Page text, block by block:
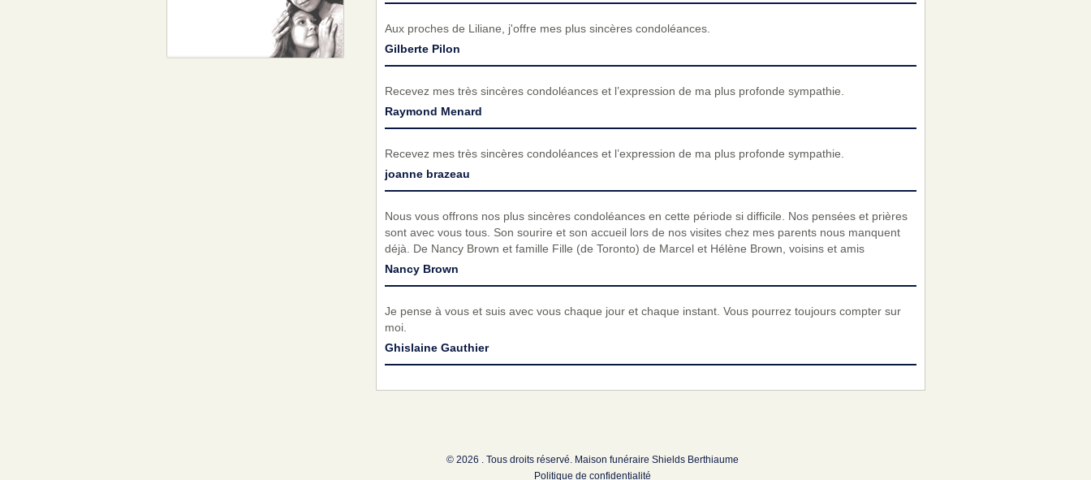
Aux proches de Liliane, j'offre mes plus sincères condoléances.
Gilberte Pilon
Recevez mes très sincères condoléances et l’expression de ma plus profonde sympathie.
Raymond Menard
Recevez mes très sincères condoléances et l’expression de ma plus profonde sympathie.
joanne brazeau
Nous vous offrons nos plus sincères condoléances en cette période si difficile. Nos pensées et prières
sont avec vous tous. Son sourire et son accueil lors de nos visites chez mes parents nous manquent
déjà. De Nancy Brown et famille Fille (de Toronto) de Marcel et Hélène Brown, voisins et amis
Nancy Brown
Je pense à vous et suis avec vous chaque jour et chaque instant. Vous pourrez toujours compter sur
moi.
Ghislaine Gauthier
© 2026 . Tous droits réservé. Maison funéraire Shields Berthiaume
Politique de confidentialité